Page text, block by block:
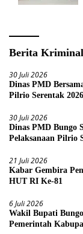
Berita Kriminal
30 Juli 2026
Dinas PMD
Pilrio Serentak 2026
30 Juli 2026
Dinas PMD Bungo
Pelaksanaan Pilrio
21 Juli 2026
Kabar Gembira
HUT RI Ke-81
6 Juli 2026
Wakil Bupati
Pemerintah